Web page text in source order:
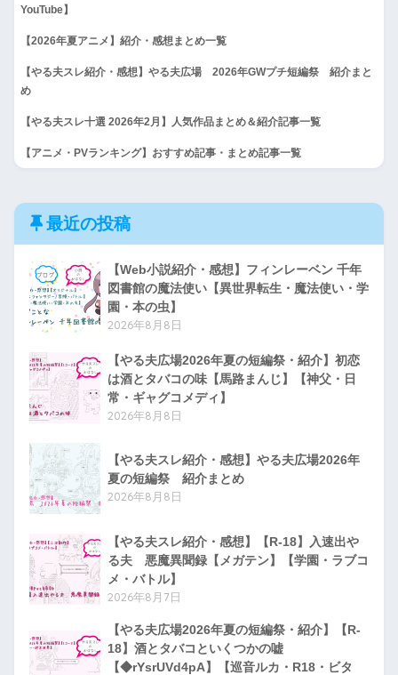
YouTube】
【2026年夏アニメ】紹介・感想まとめ一覧
【やる夫スレ紹介・感想】やる夫広場 2026年GWプチ短編祭 紹介まと
め
【やる夫スレ十選 2026年2月】人気作品まとめ＆紹介記事一覧
【アニメ・PVランキング】おすすめ記事・まとめ記事一覧
最近の投稿
【Web小説紹介・感想】フィンレーベン 千年
図書館の魔法使い【異世界転生・魔法使い・学
園・本の虫】
2026年8月8日
【やる夫広場2026年夏の短編祭・紹介】初恋
は酒とタバコの味【馬路まんじ】【神父・日
常・ギャグコメディ】
2026年8月8日
【やる夫スレ紹介・感想】やる夫広場2026年
夏の短編祭 紹介まとめ
2026年8月8日
【やる夫スレ紹介・感想】【R-18】入速出や
る夫 悪魔異聞録【メガテン】【学園・ラブコ
メ・バトル】
2026年8月7日
【やる夫広場2026年夏の短編祭・紹介】【R-
18】酒とタバコといくつかの嘘
【◆rYsrUVd4pA】【巡音ルカ・R18・ビタ